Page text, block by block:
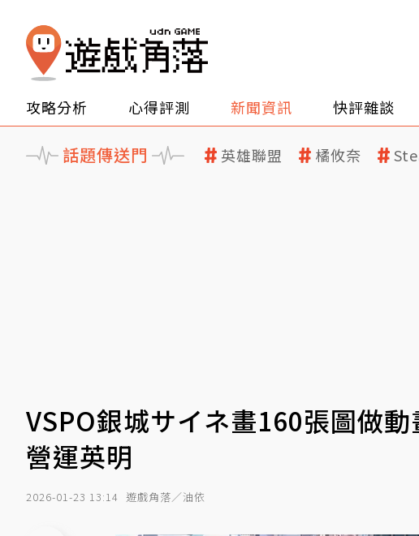
攻略分析 心得評測 新聞資訊 快評雜談
話題傳送門 英雄聯盟 橘攸奈
VSPO銀城サイネ畫160張圖做
營運英明
2026-01-23 13:14 遊戲角落／油依